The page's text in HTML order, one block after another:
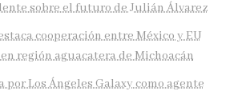
sobre el futuro de Julián Álvarez
cooperación entre México y EU
región aguacatera de Michoacán
por Los Ángeles Galaxy como agente